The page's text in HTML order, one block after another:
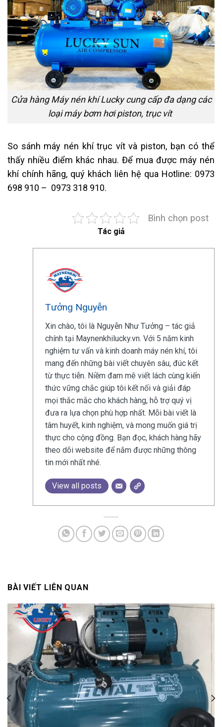
Cửa hàng Máy nén khí Lucky cung cấp đa dạng các
loại máy bơm hơi piston, trục vít
So sánh máy nén khí trục vít và piston, bạn có thể
thấy nhiều điểm khác nhau. Để mua được máy nén
khí chính hãng, quý khách liên hệ qua Hotline: 0973
698 910 – 0973 318 910.
Bình chọn post
Tác giả
Tưởng Nguyễn
Xin chào, tôi là Nguyễn Như Tưởng – tác giả
chính tại Maynenkhilucky.vn. Với 5 năm kinh
nghiệm tư vấn và kinh doanh máy nén khí, tôi
mang đến những bài viết chuyên sâu, đúc kết
từ thực tiễn. Niềm đam mê viết lách cùng kiến
thức vững chắc giúp tôi kết nối và giải đáp
mọi thắc mắc cho khách hàng, hỗ trợ quý vị
đưa ra lựa chọn phù hợp nhất. Mỗi bài viết là
tâm huyết, kinh nghiệm, và mong muốn giá trị
thực cho cộng đồng. Bạn đọc, khách hàng hãy
theo dõi website để nắm được những thông
tin mới nhất nhé.
View all posts
BÀI VIẾT LIÊN QUAN